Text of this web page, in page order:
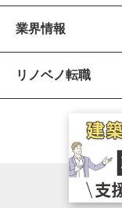
業界情報
リノベノ転職